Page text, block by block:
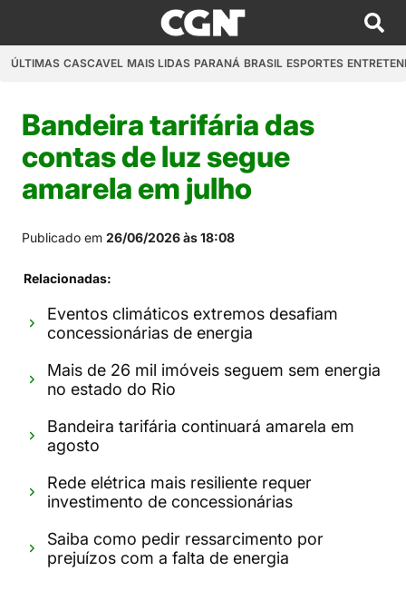
ÚLTIMAS CASCAVEL MAIS LIDAS PARANÁ BRASIL ESPORTES
Bandeira tarifária das
contas de luz segue
amarela em julho
Publicado em 26/06/2026 às 18:08
Relacionadas:
Eventos climáticos extremos desafiam
concessionárias de energia
Mais de 26 mil imóveis seguem sem energia
no estado do Rio
Bandeira tarifária continuará amarela em
agosto
Rede elétrica mais resiliente requer
investimento de concessionárias
Saiba como pedir ressarcimento por
prejuízos com a falta de energia